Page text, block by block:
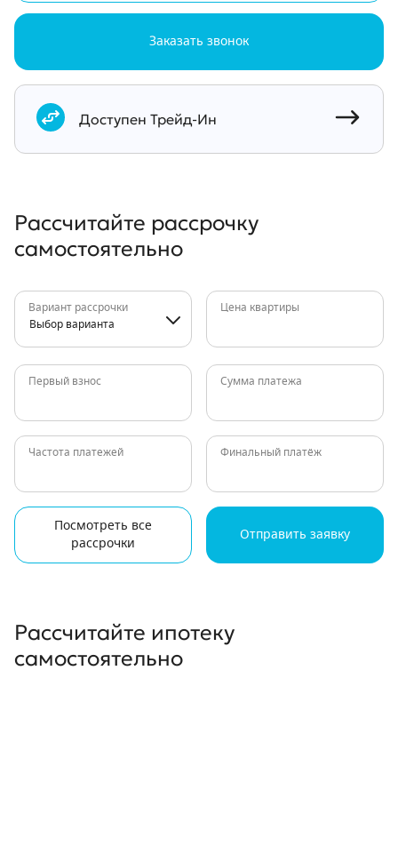
Заказать звонок
Документы
Доступен Трейд-Ин
Рассчитайте рассрочку
самостоятельно
Вариант рассрочки
Выбор варианта
Цена квартиры
Первый взнос Сумма платежа
Частота платежей Финальный платёж
Посмотреть все
рассрочки
Отправить заявку
Рассчитайте ипотеку
самостоятельно